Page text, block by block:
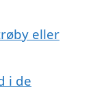
eller
i de